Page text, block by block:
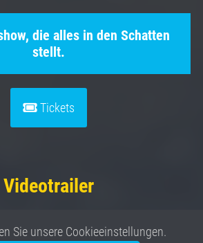
die alles in den Schatten
stellt.
Tickets
Videotrailer
Sie unsere Cookieeinstellungen.